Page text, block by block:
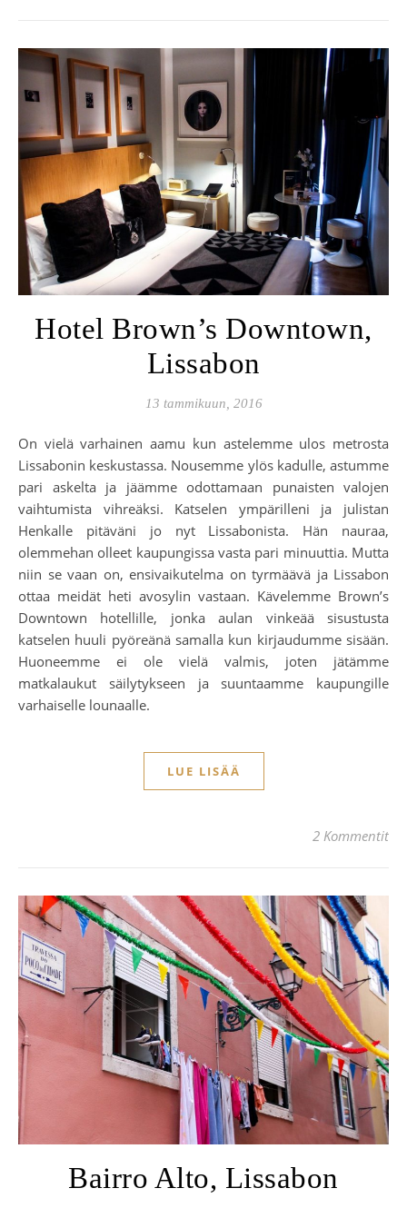
Hotel Brown’s Downtown,
Lissabon
13 tammikuun, 2016
On vielä varhainen aamu kun astelemme ulos metrosta
Lissabonin keskustassa. Nousemme ylös kadulle, astumme
pari askelta ja jäämme odottamaan punaisten valojen
vaihtumista vihreäksi. Katselen ympärilleni ja julistan
Henkalle pitäväni jo nyt Lissabonista. Hän nauraa,
olemmehan olleet kaupungissa vasta pari minuuttia. Mutta
niin se vaan on, ensivaikutelma on tyrmäävä ja Lissabon
ottaa meidät heti avosylin vastaan. Kävelemme Brown’s
Downtown hotellille, jonka aulan vinkeää sisustusta
katselen huuli pyöreänä samalla kun kirjaudumme sisään.
Huoneemme ei ole vielä valmis, joten jätämme
matkalaukut säilytykseen ja suuntaamme kaupungille
varhaiselle lounaalle.
LUE LISÄÄ
2 Kommentit
Bairro Alto, Lissabon